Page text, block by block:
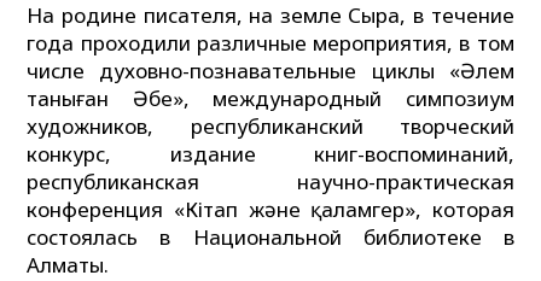
На родине писателя, на земле Сыра, в течение
года проходили различные мероприятия, в том
числе духовно-познавательные циклы «Әлем
таныған Әбе», международный симпозиум
художников, республиканский творческий
конкурс, издание книг-воспоминаний,
республиканская научно-практическая
конференция «Кітап және қаламгер», которая
состоялась в Национальной библиотеке в
Алматы.